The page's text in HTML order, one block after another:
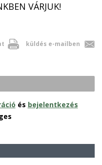
VÁRJUK!
küldés e-mailben
és bejelentkezés